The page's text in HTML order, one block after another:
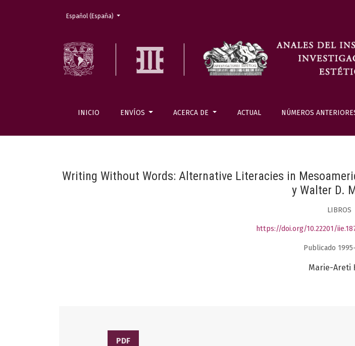
INICIO ENVÍOS ACERCA DE ACTUAL NÚMEROS
Cambiar el idioma. El actual es:
Español (España)
Writing Without Words: Alternative Literacies in
y Walter D.
LIBROS
https://doi.org/10.22201/
Publicado
Marie-Areti
PDF